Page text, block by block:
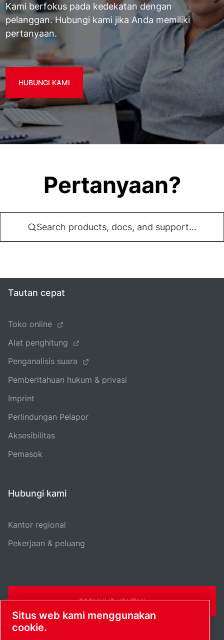
Kami berfokus pada kedekatan dengan
pelanggan. Hubungi kami jika Anda memiliki
pertanyaan.
HUBUNGI KAMI
Pertanyaan?
Search products, docs, and support...
Tautan cepat
Toko online
Alat penghitung
Penganalisis suara
Pemberitahuan hukum & privasi
Imprint
Perlindungan Pelapor
Aksesibilitas
Pemasok
Hubungi kami
Kantor regional
Pekerjaan & peluang
FORMULIR KONTAK
Situs web kami menggunakan
cookie.